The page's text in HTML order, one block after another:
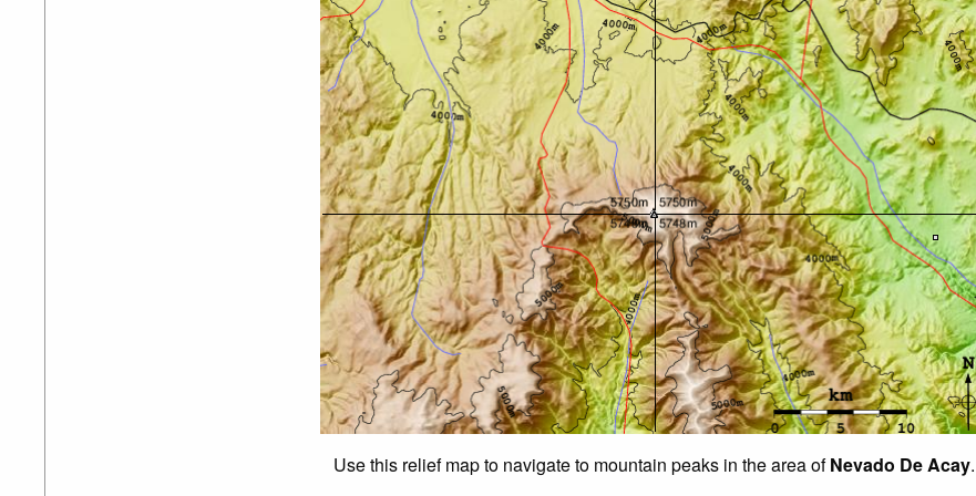
Use this relief map to navigate to mountain peaks in the area ofNevado De Acay.